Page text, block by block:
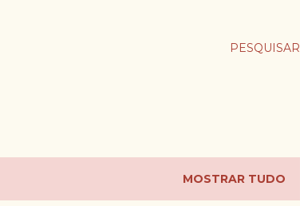
PESQUISAR
MOSTRAR TUDO